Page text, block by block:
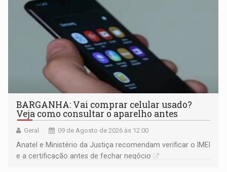
BARGANHA: Vai comprar celular usado?
Veja como consultar o aparelho antes
Geral 09 de Agosto de 2026 às 12:00
Anatel e Ministério da Justiça recomendam verificar o IMEI
e a certificação antes de fechar negócio